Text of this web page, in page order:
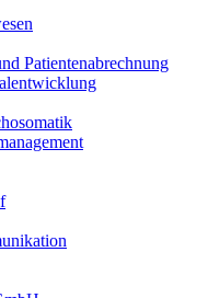
Patientenabrechnung